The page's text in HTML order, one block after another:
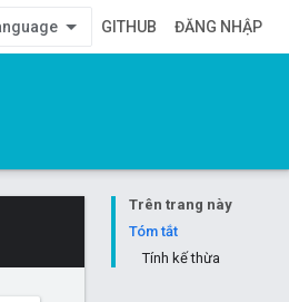
GITHUB ĐĂNG NHẬP
Trên trang này
Tóm tắt
Tính kế thừa